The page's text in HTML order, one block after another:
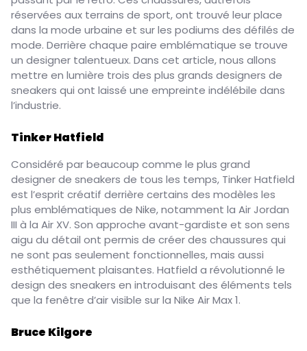
réservées aux terrains de sport, ont trouvé leur place
dans la mode urbaine et sur les podiums des défilés de
mode. Derrière chaque paire emblématique se trouve
un designer talentueux. Dans cet article, nous allons
mettre en lumière trois des plus grands designers de
sneakers qui ont laissé une empreinte indélébile dans
l’industrie.
Tinker Hatfield
Considéré par beaucoup comme le plus grand
designer de sneakers de tous les temps, Tinker Hatfield
est l’esprit créatif derrière certains des modèles les
plus emblématiques de Nike, notamment la Air Jordan
III à la Air XV. Son approche avant-gardiste et son sens
aigu du détail ont permis de créer des chaussures qui
ne sont pas seulement fonctionnelles, mais aussi
esthétiquement plaisantes. Hatfield a révolutionné le
design des sneakers en introduisant des éléments tels
que la fenêtre d’air visible sur la Nike Air Max 1.
Bruce Kilgore